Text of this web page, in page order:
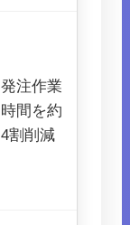
発注作業
時間を約
4割削減